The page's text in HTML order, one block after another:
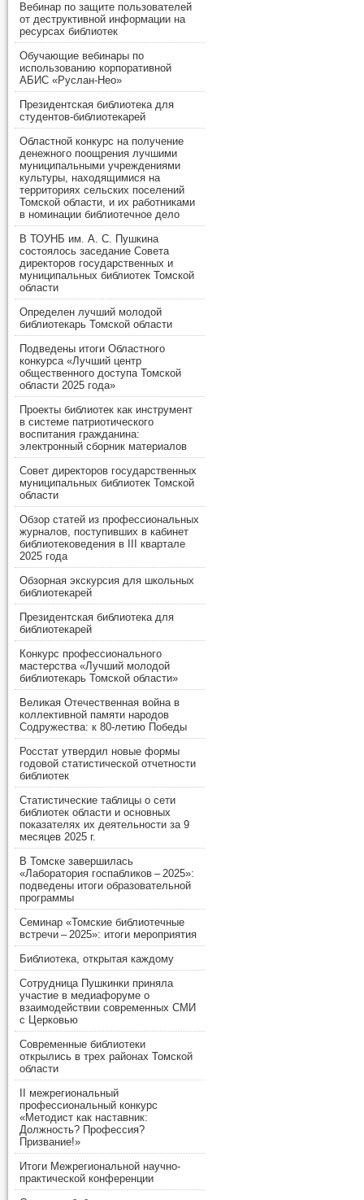
Вебинар по защите пользователей
от деструктивной информации на
ресурсах библиотек
Обучающие вебинары по
использованию корпоративной
АБИС «Руслан-Нео»
Президентская библиотека для
студентов-библиотекарей
Областной конкурс на получение
денежного поощрения лучшими
муниципальными учреждениями
культуры, находящимися на
территориях сельских поселений
Томской области, и их работниками
в номинации библиотечное дело
В ТОУНБ им. А. С. Пушкина
состоялось заседание Совета
директоров государственных и
муниципальных библиотек Томской
области
Определен лучший молодой
библиотекарь Томской области
Подведены итоги Областного
конкурса «Лучший центр
общественного доступа Томской
области 2025 года»
Проекты библиотек как инструмент
в системе патриотического
воспитания гражданина:
электронный сборник материалов
Совет директоров государственных
муниципальных библиотек Томской
области
Обзор статей из профессиональных
журналов, поступивших в кабинет
библиотековедения в III квартале
2025 года
Обзорная экскурсия для школьных
библиотекарей
Президентская библиотека для
библиотекарей
Конкурс профессионального
мастерства «Лучший молодой
библиотекарь Томской области»
Великая Отечественная война в
коллективной памяти народов
Содружества: к 80-летию Победы
Росстат утвердил новые формы
годовой статистической отчетности
библиотек
Статистические таблицы о сети
библиотек области и основных
показателях их деятельности за 9
месяцев 2025 г.
В Томске завершилась
«Лаборатория госпабликов – 2025»:
подведены итоги образовательной
программы
Семинар «Томские библиотечные
встречи – 2025»: итоги мероприятия
Библиотека, открытая каждому
Сотрудница Пушкинки приняла
участие в медиафоруме о
взаимодействии современных СМИ
с Церковью
Современные библиотеки
открылись в трех районах Томской
области
II межрегиональный
профессиональный конкурс
«Методист как наставник:
Должность? Профессия?
Призвание!»
Итоги Межрегиональной научно-
практической конференции